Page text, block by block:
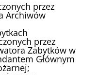
przez
Archiwów
przez
Zabytków w
Głównym